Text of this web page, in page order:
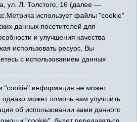
издание «Упорово онлайн».
номер СМИ ЭЛ № ФС 77-65734 выдано
по надзору в сфере связи,
и массовых коммуникаций
редактор Кузембаева С.Т.
© При использовании материалов
Тюменская область, Упоровский
ул. Л. Толстого, 16 (далее —
использует файлы "cookie"
данных посетителей для
и улучшения качества
использовать ресурс, Вы
с использованием данных
"cookie" информация не может
однако может помочь нам улучшить
об использовании вами данного